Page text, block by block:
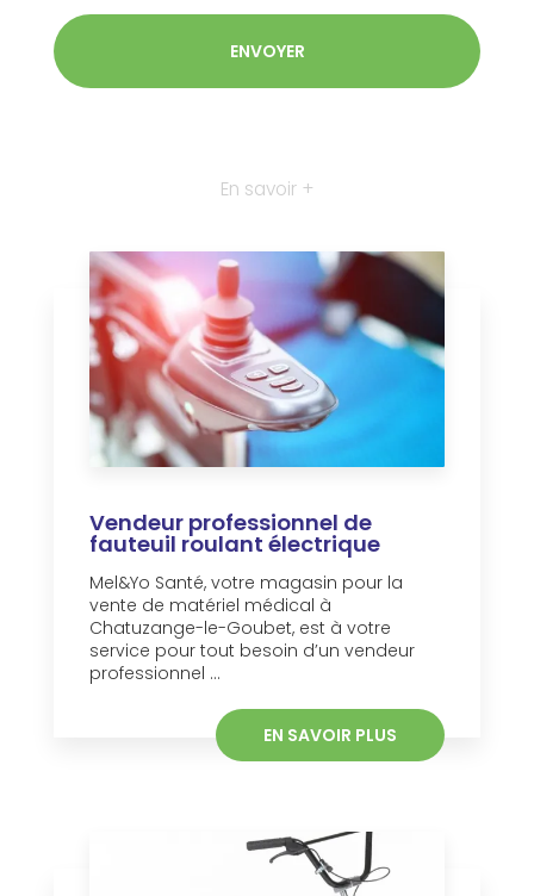
En savoir +
Vendeur professionnel de
fauteuil roulant électrique
Mel&Yo Santé, votre magasin pour la
vente de matériel médical à
Chatuzange-le-Goubet, est à votre
service pour tout besoin d’un vendeur
professionnel ...
EN SAVOIR PLUS